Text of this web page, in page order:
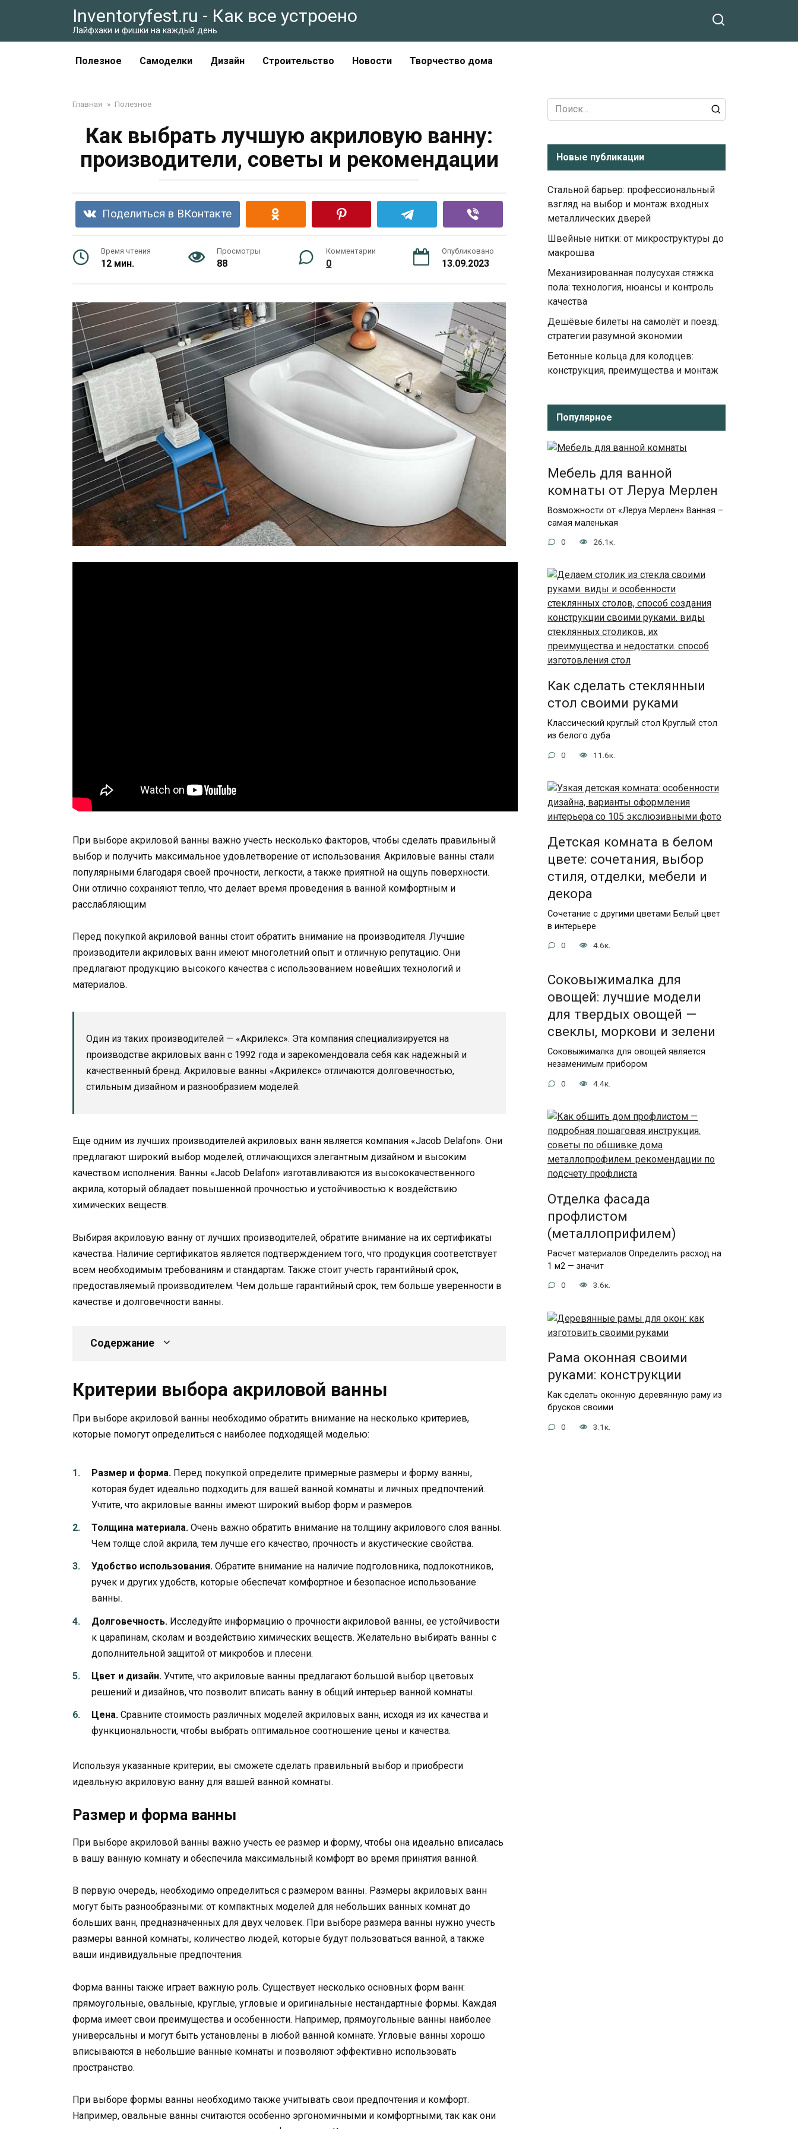
Inventoryfest.ru - Как все устроено
Лайфхаки и фишки на каждый день
Полезное Самоделки Дизайн Строительство Новости Творчество дома
Главная » Полезное
Как выбрать лучшую акриловую ванну:
производители, советы и рекомендации
Поделиться в ВКонтакте
Время чтения
12 мин.
Просмотры
88
Комментарии
0
Опубликовано
13.09.2023
При выборе акриловой ванны важно учесть несколько факторов, чтобы сделать правильный
выбор и получить максимальное удовлетворение от использования. Акриловые ванны стали
популярными благодаря своей прочности, легкости, а также приятной на ощупь поверхности.
Они отлично сохраняют тепло, что делает время проведения в ванной комфортным и
расслабляющим
Перед покупкой акриловой ванны стоит обратить внимание на производителя. Лучшие
производители акриловых ванн имеют многолетний опыт и отличную репутацию. Они
предлагают продукцию высокого качества с использованием новейших технологий и
материалов.
Один из таких производителей — «Акрилекс». Эта компания специализируется на
производстве акриловых ванн с 1992 года и зарекомендовала себя как надежный и
качественный бренд. Акриловые ванны «Акрилекс» отличаются долговечностью,
стильным дизайном и разнообразием моделей.
Еще одним из лучших производителей акриловых ванн является компания «Jacob Delafon». Они
предлагают широкий выбор моделей, отличающихся элегантным дизайном и высоким
качеством исполнения. Ванны «Jacob Delafon» изготавливаются из высококачественного
акрила, который обладает повышенной прочностью и устойчивостью к воздействию
химических веществ.
Выбирая акриловую ванну от лучших производителей, обратите внимание на их сертификаты
качества. Наличие сертификатов является подтверждением того, что продукция соответствует
всем необходимым требованиям и стандартам. Также стоит учесть гарантийный срок,
предоставляемый производителем. Чем дольше гарантийный срок, тем больше уверенности в
качестве и долговечности ванны.
Содержание
Критерии выбора акриловой ванны
При выборе акриловой ванны необходимо обратить внимание на несколько критериев,
которые помогут определиться с наиболее подходящей моделью:
Размер и форма. Перед покупкой определите примерные размеры и форму ванны,
которая будет идеально подходить для вашей ванной комнаты и личных предпочтений.
Учтите, что акриловые ванны имеют широкий выбор форм и размеров.
Толщина материала. Очень важно обратить внимание на толщину акрилового слоя ванны.
Чем толще слой акрила, тем лучше его качество, прочность и акустические свойства.
Удобство использования. Обратите внимание на наличие подголовника, подлокотников,
ручек и других удобств, которые обеспечат комфортное и безопасное использование
ванны.
Долговечность. Исследуйте информацию о прочности акриловой ванны, ее устойчивости
к царапинам, сколам и воздействию химических веществ. Желательно выбирать ванны с
дополнительной защитой от микробов и плесени.
Цвет и дизайн. Учтите, что акриловые ванны предлагают большой выбор цветовых
решений и дизайнов, что позволит вписать ванну в общий интерьер ванной комнаты.
Цена. Сравните стоимость различных моделей акриловых ванн, исходя из их качества и
функциональности, чтобы выбрать оптимальное соотношение цены и качества.
Используя указанные критерии, вы сможете сделать правильный выбор и приобрести
идеальную акриловую ванну для вашей ванной комнаты.
Размер и форма ванны
При выборе акриловой ванны важно учесть ее размер и форму, чтобы она идеально вписалась
в вашу ванную комнату и обеспечила максимальный комфорт во время принятия ванной.
В первую очередь, необходимо определиться с размером ванны. Размеры акриловых ванн
могут быть разнообразными: от компактных моделей для небольших ванных комнат до
больших ванн, предназначенных для двух человек. При выборе размера ванны нужно учесть
размеры ванной комнаты, количество людей, которые будут пользоваться ванной, а также
ваши индивидуальные предпочтения.
Форма ванны также играет важную роль. Существует несколько основных форм ванн:
прямоугольные, овальные, круглые, угловые и оригинальные нестандартные формы. Каждая
форма имеет свои преимущества и особенности. Например, прямоугольные ванны наиболее
универсальны и могут быть установлены в любой ванной комнате. Угловые ванны хорошо
вписываются в небольшие ванные комнаты и позволяют эффективно использовать
пространство.
При выборе формы ванны необходимо также учитывать свои предпочтения и комфорт.
Например, овальные ванны считаются особенно эргономичными и комфортными, так как они
Search
for:
Новые публикации
Стальной барьер: профессиональный
взгляд на выбор и монтаж входных
металлических дверей
Швейные нитки: от микроструктуры до
макрошва
Механизированная полусухая стяжка
пола: технология, нюансы и контроль
качества
Дешёвые билеты на самолёт и поезд:
стратегии разумной экономии
Бетонные кольца для колодцев:
конструкция, преимущества и монтаж
Популярное
Мебель для ванной
комнаты от Леруа Мерлен
Возможности от «Леруа Мерлен» Ванная –
самая маленькая
0 26.1к.
Как сделать стеклянныи
стол своими руками
Классический круглый стол Круглый стол
из белого дуба
0 11.6к.
Детская комната в белом
цвете: сочетания, выбор
стиля, отделки, мебели и
декора
Сочетание с другими цветами Белый цвет
в интерьере
0 4.6к.
Соковыжималка для
овощей: лучшие модели
для твердых овощей —
свеклы, моркови и зелени
Соковыжималка для овощей является
незаменимым прибором
0 4.4к.
Отделка фасада
профлистом
(металлоприфилем)
Расчет материалов Определить расход на
1 м2 — значит
0 3.6к.
Рама оконная своими
руками: конструкции
Как сделать оконную деревянную раму из
брусков своими
0 3.1к.